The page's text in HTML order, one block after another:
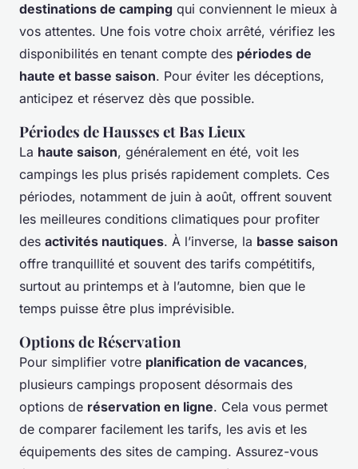
destinations de camping qui conviennent le mieux à
vos attentes. Une fois votre choix arrêté, vérifiez les
disponibilités en tenant compte des périodes de
haute et basse saison. Pour éviter les déceptions,
anticipez et réservez dès que possible.
Périodes de Hausses et Bas Lieux
La haute saison, généralement en été, voit les
campings les plus prisés rapidement complets. Ces
périodes, notamment de juin à août, offrent souvent
les meilleures conditions climatiques pour profiter
des activités nautiques. À l’inverse, la basse saison
offre tranquillité et souvent des tarifs compétitifs,
surtout au printemps et à l’automne, bien que le
temps puisse être plus imprévisible.
Options de Réservation
Pour simplifier votre planification de vacances,
plusieurs campings proposent désormais des
options de réservation en ligne. Cela vous permet
de comparer facilement les tarifs, les avis et les
équipements des sites de camping. Assurez-vous